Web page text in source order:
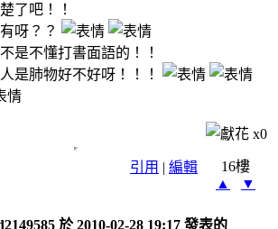
了吧！！
呀？？
是不懂打書面語的！！
是肺物好不好呀！！！
x0
引用 | 編輯
16樓
▲
▼
於 2010-02-28 19:17 發表的